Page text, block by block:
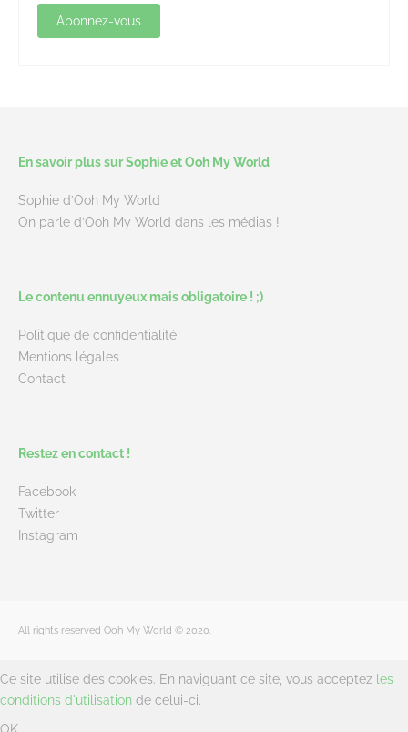
En savoir plus sur Sophie et Ooh My World
Sophie d’Ooh My World
On parle d’Ooh My World dans les médias !
Le contenu ennuyeux mais obligatoire ! ;)
Politique de confidentialité
Mentions légales
Contact
Restez en contact !
Facebook
Twitter
Instagram
All rights reserved Ooh My World © 2020.
Ce site utilise des cookies. En naviguant ce site, vous acceptez les
conditions d'utilisation de celui-ci.